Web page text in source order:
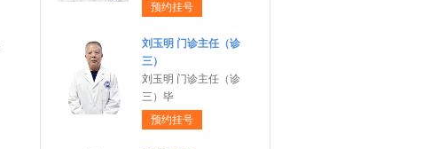
预约挂号
刘玉明 门诊主任（诊
三）
刘玉明 门诊主任（诊
三）毕
预约挂号